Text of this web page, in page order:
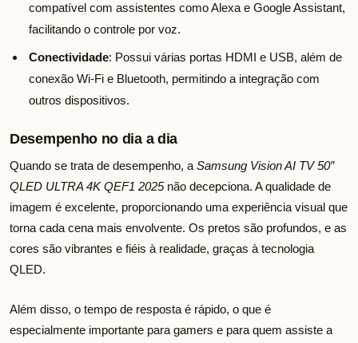
compatível com assistentes como Alexa e Google Assistant,
facilitando o controle por voz.
Conectividade: Possui várias portas HDMI e USB, além de
conexão Wi-Fi e Bluetooth, permitindo a integração com
outros dispositivos.
Desempenho no dia a dia
Quando se trata de desempenho, a Samsung Vision AI TV 50″
QLED ULTRA 4K QEF1 2025não decepciona. A qualidade de
imagem é excelente, proporcionando uma experiência visual que
torna cada cena mais envolvente. Os pretos são profundos, e as
cores são vibrantes e fiéis à realidade, graças à tecnologia
QLED.
Além disso, o tempo de resposta é rápido, o que é
especialmente importante para gamers e para quem assiste a